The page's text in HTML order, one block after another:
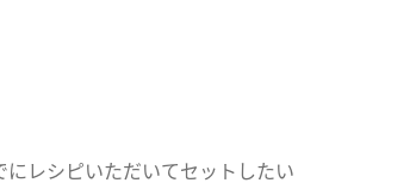
レシピいただいてセットしたい